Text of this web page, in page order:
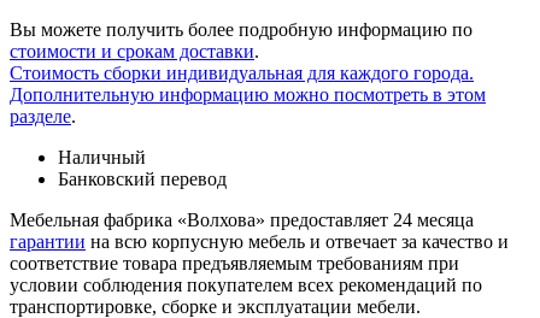
Вы можете получить более подробную информацию по
стоимости и срокам доставки.
Стоимость сборки индивидуальная для каждого города.
Дополнительную информацию можно посмотреть в этом
разделе.
Наличный
Банковский перевод
Мебельная фабрика «Волхова» предоставляет 24 месяца
гарантии на всю корпусную мебель и отвечает за качество и
соответствие товара предъяв­ляе­мым требованиям при
условии соблюдения покупателем всех рекомендаций по
транспорти­ровке, сборке и эксплуатации мебели.